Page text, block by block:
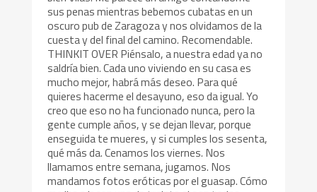
sus penas mientras bebemos cubatas en un
oscuro pub de Zaragoza y nos olvidamos de la
cuesta y del final del camino. Recomendable.
THINKIT OVER Piénsalo, a nuestra edad ya no
saldría bien. Cada uno viviendo en su casa es
mucho mejor, habrá más deseo. Para qué
quieres hacerme el desayuno, eso da igual. Yo
creo que eso no ha funcionado nunca, pero la
gente cumple años, y se dejan llevar, porque
enseguida te mueres, y si cumples los sesenta,
qué más da. Cenamos los viernes. Nos
llamamos entre semana, jugamos. Nos
mandamos fotos eróticas por el guasap. Cómo